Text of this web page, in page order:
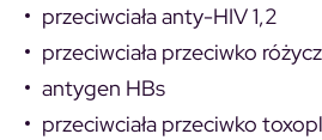
przeciwciała anty-HIV 1,2
przeciwciała przeciwko
antygen HBs
przeciwciała przeciwko